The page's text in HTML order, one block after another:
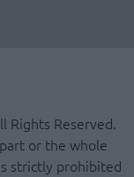
Rights Reserved.
or the whole
strictly prohibited